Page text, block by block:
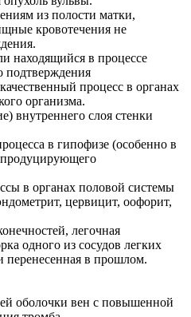
из полости матки,
кровотечения не
находящийся в процессе
подтверждения
процесс в органах
организма.
внутреннего слоя стенки
в гипофизе (особенно в
в органах половой системы
цервицит, оофорит,
легочная
одного из сосудов легких
перенесенная в прошлом.
оболочки вен с повышенной